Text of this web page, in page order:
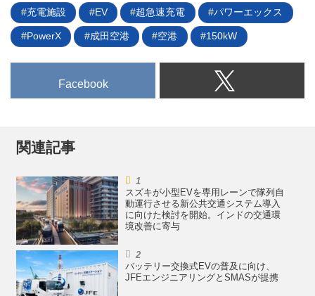
エックスのチャージステーショ
ン）
に対応した急速充電器
「MITUS（ミタス）」が、新電元
工業株式会社から発表された。発
売は2025年春。本稿では日本の
急速充電事情も交え、MITUS登場
の背景を深堀りしてみたい。
充電施設 EV 超急速充電 パワーエックス
PowerX 成田空港 空港 150kW
Facebook
関連記事
スズキが小型EVを専用レーンで隊列自
動運行させる新公共交通システム導入
に向けた検討を開始。インドの交通環
境改善に寄与
バッテリー交換式EVの普及に向け、
JFEエンジニアリングとSMASが提携